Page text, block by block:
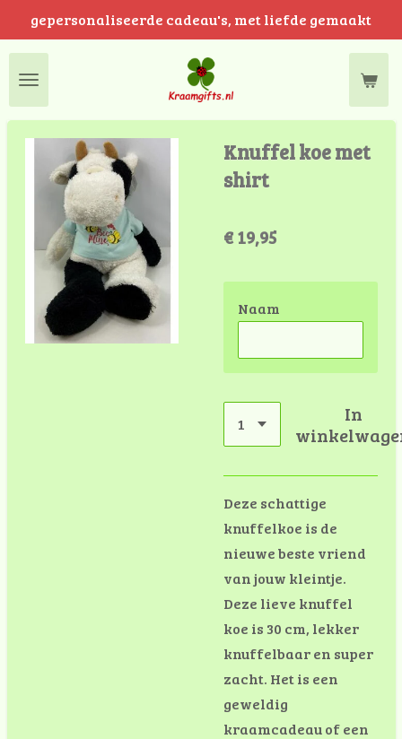
naar
hoofdinhoud
gepersonaliseerde cadeau's, met liefde gemaakt
Knuffel koe met
shirt
€ 19,95
Naam
In
Deze schattige
knuffelkoe is de
nieuwe beste vriend
van jouw kleintje.
Deze lieve knuffel
koe is 30 cm, lekker
knuffelbaar en super
zacht. Het is een
geweldig
kraamcadeau of een